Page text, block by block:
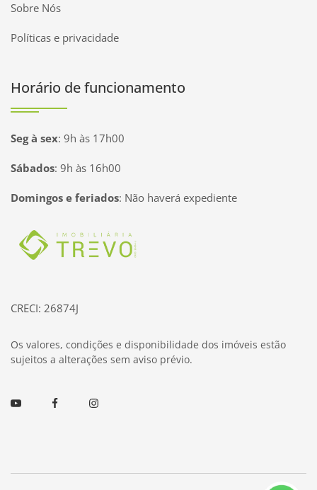
Sobre Nós
Políticas e privacidade
Horário de funcionamento
Seg à sex: 9h às 17h00
Sábados: 9h às 16h00
Domingos e feriados: Não haverá expediente
Página inicial
CRECI: 26874J
Os valores, condições e disponibilidade dos imóveis estão
sujeitos a alterações sem aviso prévio.
Youtube FacebookInstagram